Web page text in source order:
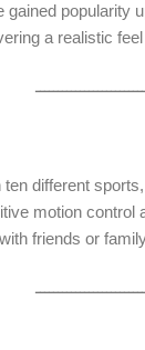
popularity
a realistic
different
motion
friends or